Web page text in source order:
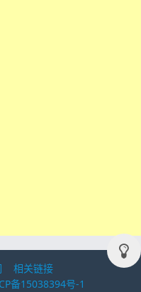
相关链接
备15038394号-1